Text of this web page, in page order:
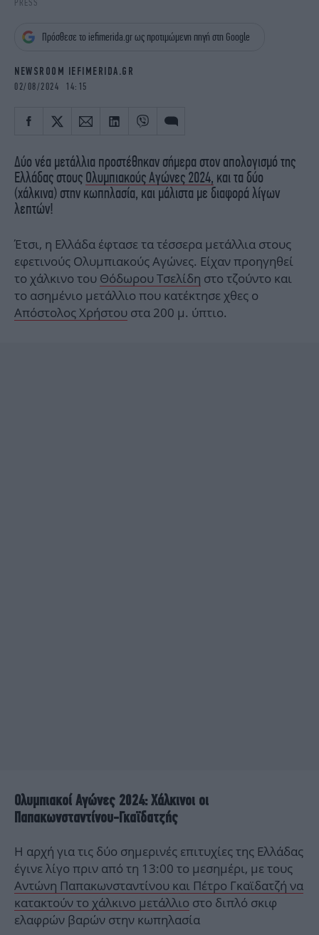
iBOOKS
OSCARS
NEWSLETTER
PRESS
Πρόσθεσε το iefimerida.gr ως προτιμώμενη πηγή στη Google
NEWSROOM IEFIMERIDA.GR
02/08/2024 14:15
Δύο νέα μετάλλια προστέθηκαν σήμερα στον απολογισμό της
Ελλάδας στους Ολυμπιακούς Αγώνες 2024, και τα δύο
(χάλκινα) στην κωπηλασία, και μάλιστα με διαφορά λίγων
λεπτών!
Έτσι, η Ελλάδα έφτασε τα τέσσερα μετάλλια στους
εφετινούς Ολυμπιακούς Αγώνες. Είχαν προηγηθεί
το χάλκινο του Θόδωρου Τσελίδη στο τζούντο και
το ασημένιο μετάλλιο που κατέκτησε χθες ο
Απόστολος Χρήστου στα 200 μ. ύπτιο.
Ολυμπιακοί Αγώνες 2024: Χάλκινοι οι
Παπακωνσταντίνου-Γκαϊδατζής
Η αρχή για τις δύο σημερινές επιτυχίες της Ελλάδας
έγινε λίγο πριν από τη 13:00 το μεσημέρι, με τους
Αντώνη Παπακωνσταντίνου και Πέτρο Γκαϊδατζή να
κατακτούν το χάλκινο μετάλλιο στο διπλό σκιφ
ελαφρών βαρών στην κωπηλασία